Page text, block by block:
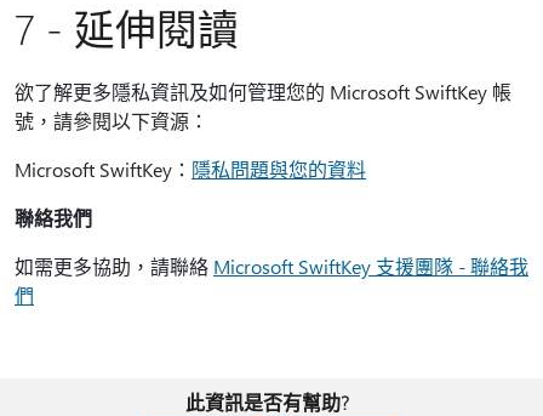
7 - 延伸閱讀
欲了解更多隱私資訊及如何管理您的 Microsoft SwiftKey 帳
號，請參閱以下資源：
Microsoft SwiftKey： 隱私問題與您的資料
聯絡我們
如需更多協助，請聯絡 Microsoft SwiftKey 支援團隊 - 聯絡我
們
此資訊是否有幫助?